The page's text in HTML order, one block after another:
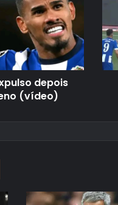
depois
(vídeo)